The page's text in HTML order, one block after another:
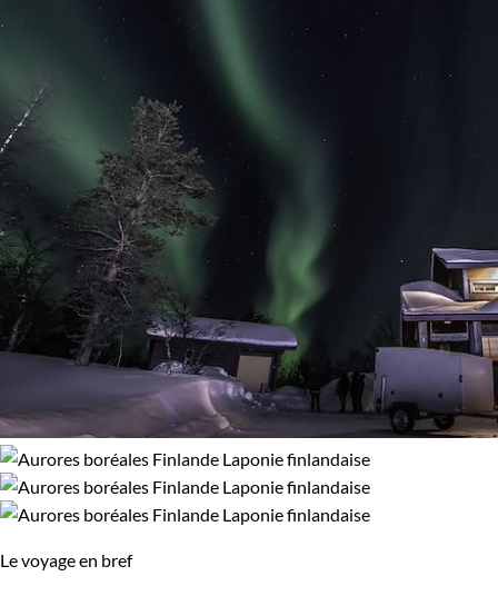
Aurores boréales
Observation animalière
Ski de fond Traîneau à chiens
Vélo
Afficher plus
Laponie finlandaise
Budget
De 750 à 1 250 €
Le voyage en bref